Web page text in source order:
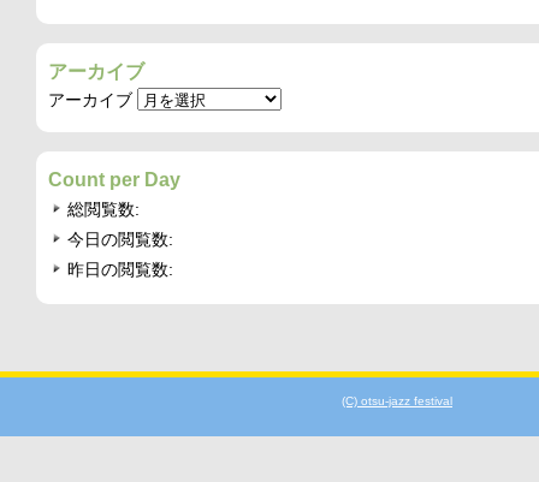
アーカイブ
アーカイブ
Count per Day
総閲覧数:
今日の閲覧数:
昨日の閲覧数:
(C) otsu-jazz festival